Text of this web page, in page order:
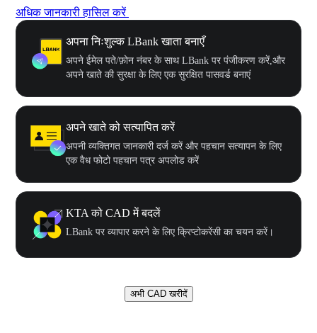
अधिक जानकारी हासिल करें
अपना निःशुल्क LBank खाता बनाएँ
अपने ईमेल पते/फ़ोन नंबर के साथ LBank पर पंजीकरण करें,और
अपने खाते की सुरक्षा के लिए एक सुरक्षित पासवर्ड बनाएं
अपने खाते को सत्यापित करें
अपनी व्यक्तिगत जानकारी दर्ज करें और पहचान सत्यापन के लिए
एक वैध फोटो पहचान पत्र अपलोड करें
KTA को CAD में बदलें
LBank पर व्यापार करने के लिए क्रिप्टोकरेंसी का चयन करें।
अभी CAD खरीदें